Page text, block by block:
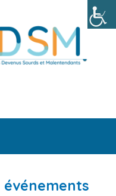
événements